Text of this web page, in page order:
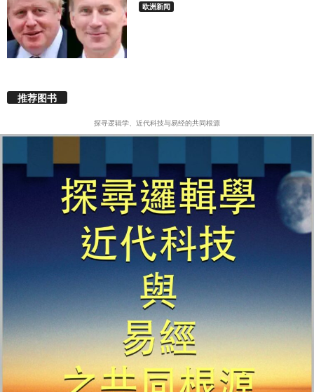
欧洲新闻
推荐图书
探寻逻辑学、近代科技与易经的共同根源